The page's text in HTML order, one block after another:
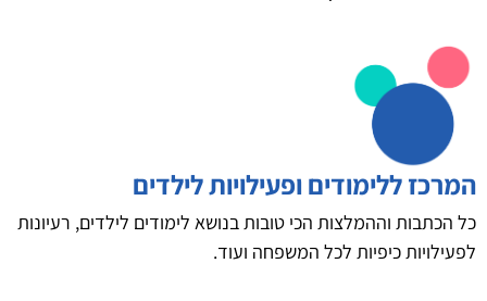
המרכז ללימודים ופעילויות לילדים
כל הכתבות וההמלצות הכי טובות בנושא לימודים לילדים, רעיונות
לפעילויות כיפיות לכל המשפחה ועוד.